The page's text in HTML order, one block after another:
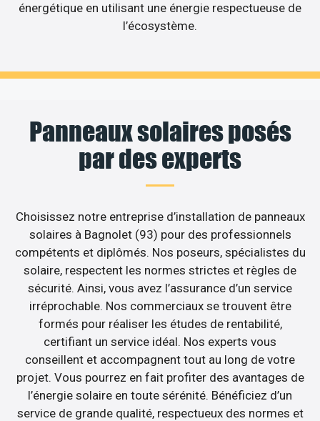
énergétique en utilisant une énergie respectueuse de
l’écosystème.
Panneaux solaires posés
par des experts
Choisissez notre entreprise d’installation de panneaux
solaires à Bagnolet (93) pour des professionnels
compétents et diplômés. Nos poseurs, spécialistes du
solaire, respectent les normes strictes et règles de
sécurité. Ainsi, vous avez l’assurance d’un service
irréprochable. Nos commerciaux se trouvent être
formés pour réaliser les études de rentabilité,
certifiant un service idéal. Nos experts vous
conseillent et accompagnent tout au long de votre
projet. Vous pourrez en fait profiter des avantages de
l’énergie solaire en toute sérénité. Bénéficiez d’un
service de grande qualité, respectueux des normes et